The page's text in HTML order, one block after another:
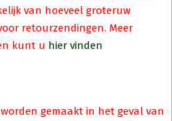
van hoeveel groteruw
retourzendingen. Meer
kunt u hier vinden
gemaakt in het geval van